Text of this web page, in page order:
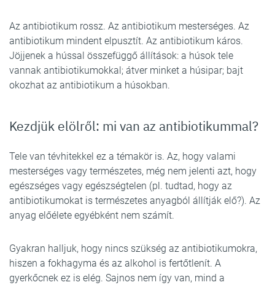
Az antibiotikum rossz. Az antibiotikum mesterséges. Az
antibiotikum mindent elpusztít. Az antibiotikum káros.
Jöjjenek a hússal összefüggő állítások: a húsok tele
vannak antibiotikumokkal; átver minket a húsipar; bajt
okozhat az antibiotikum a húsokban.
Kezdjük elölről: mi van az antibiotikummal?
Tele van tévhitekkel ez a témakör is. Az, hogy valami
mesterséges vagy természetes, még nem jelenti azt, hogy
egészséges vagy egészségtelen (pl. tudtad, hogy az
antibiotikumokat is természetes anyagból állítják elő?). Az
anyag előélete egyébként nem számít.
Gyakran halljuk, hogy nincs szükség az antibiotikumokra,
hiszen a fokhagyma és az alkohol is fertőtlenít. A
gyerkőcnek ez is elég. Sajnos nem így van, mind a